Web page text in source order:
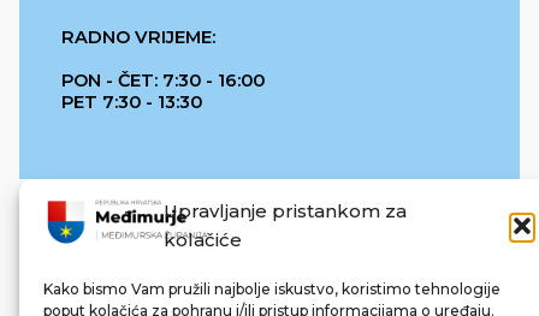
Upravljanje pristankom za
kolačiće
Kako bismo Vam pružili najbolje iskustvo, koristimo tehnologije
poput kolačića za pohranu i/ili pristup informacijama o uređaju.
RADNO VRIJEME:
PON - ČET: 7:30 - 16:00
PET 7:30 - 13:30